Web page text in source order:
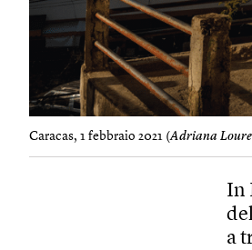
Caracas, 1 febbraio 2021 (Adriana
In
a